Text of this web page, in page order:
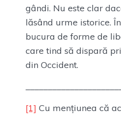
gândi. Nu este clar
lăsând urme istorice.
bucura de forme de
care tind să dispară
din Occident.
[1] Cu mențiunea că